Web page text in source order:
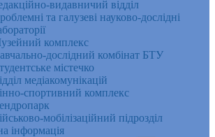
видавничий відділ
та галузеві науково-дослідні
комплекс
дослідний комбінат БТУ
містечко
медіакомунікацій
спортивний комплекс
мобілізаційний підрозділ
інформація